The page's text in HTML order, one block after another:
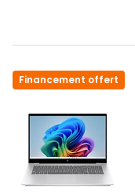
Financement offert